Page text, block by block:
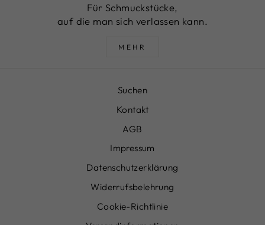
Für Schmuckstücke,
auf die man sich verlassen kann.
MEHR
Suchen
Kontakt
AGB
Impressum
Datenschutzerklärung
Widerrufsbelehrung
Cookie-Richtlinie